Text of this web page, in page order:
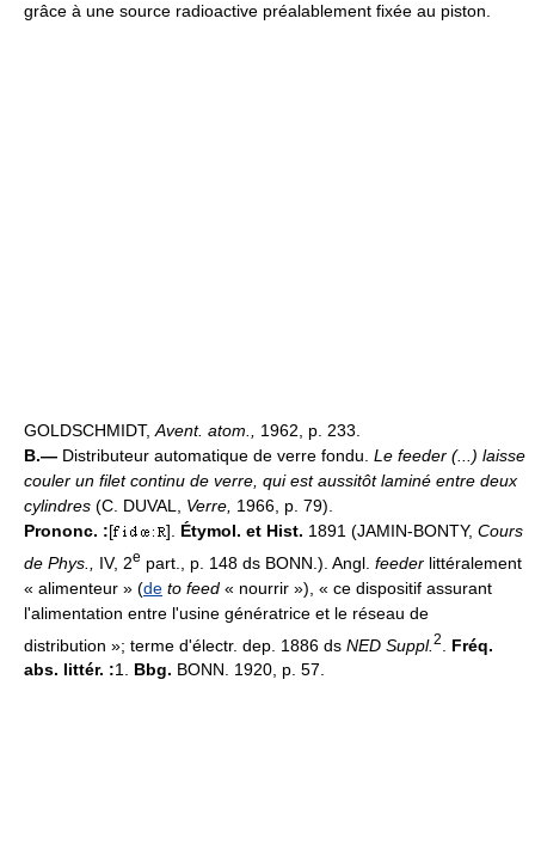
grâce à une source radioactive préalablement fixée au piston.
GOLDSCHMIDT, Avent. atom., 1962, p. 233.
B.— Distributeur automatique de verre fondu. Le feeder (...) laisse
couler un filet continu de verre, qui est aussitôt laminé entre deux
cylindres (C. DUVAL, Verre, 1966, p. 79).
Prononc. :[ ]. Étymol. et Hist. 1891 (JAMIN-BONTY, Cours
de Phys.,
IV, 2e part., p. 148 ds BONN.). Angl. feeder littéralement
« alimenteur » (de to feed « nourrir »), « ce dispositif assurant
l'alimentation entre l'usine génératrice et le réseau de
distribution »; terme d'électr. dep. 1886 ds NED Suppl. 2
Fréq.
abs. littér. :1. Bbg. BONN. 1920, p. 57.